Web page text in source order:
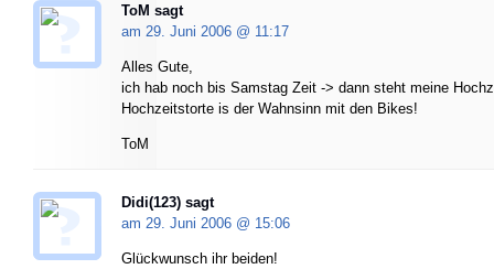
ToM sagt
am 29. Juni 2006 @ 11:17
Alles Gute,
ich hab noch bis Samstag Zeit -> dann steht meine
Hochzeitstorte is der Wahnsinn mit den Bikes!
ToM
Didi(123) sagt
am 29. Juni 2006 @ 15:06
Glückwunsch ihr beiden!